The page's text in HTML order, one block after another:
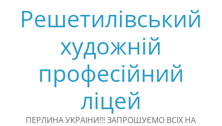
вмістуРешетилівський
художній
професійний
ліцей
ПЕРЛИНА УКРАІНИ!!! ЗАПРОШУЄМО ВСІХ НА